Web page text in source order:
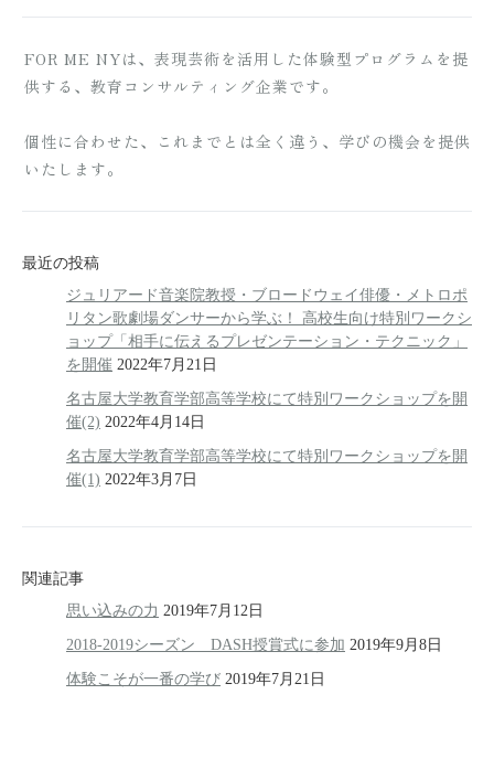
FOR ME NYは、表現芸術を活用した体験型プログラムを提
供する、教育コンサルティング企業です。
個性に合わせた、これまでとは全く違う、学びの機会を提供
いたします。
最近の投稿
ジュリアード音楽院教授・ブロードウェイ俳優・メトロポ
リタン歌劇場ダンサーから学ぶ！ 高校生向け特別ワークシ
ョップ「相手に伝えるプレゼンテーション・テクニック」
を開催 2022年7月21日
名古屋大学教育学部高等学校にて特別ワークショップを開
催(2) 2022年4月14日
名古屋大学教育学部高等学校にて特別ワークショップを開
催(1) 2022年3月7日
関連記事
思い込みの力 2019年7月12日
2018-2019シーズン DASH授賞式に参加 2019年9月8日
体験こそが一番の学び 2019年7月21日